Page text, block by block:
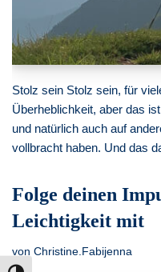
Stolz sein Stolz sein, für
Überheblichkeit, aber das
und natürlich auch auf
vollbracht haben. Und das
Folge deinen
Leichtigkeit mit
von Christine.Fabijenna